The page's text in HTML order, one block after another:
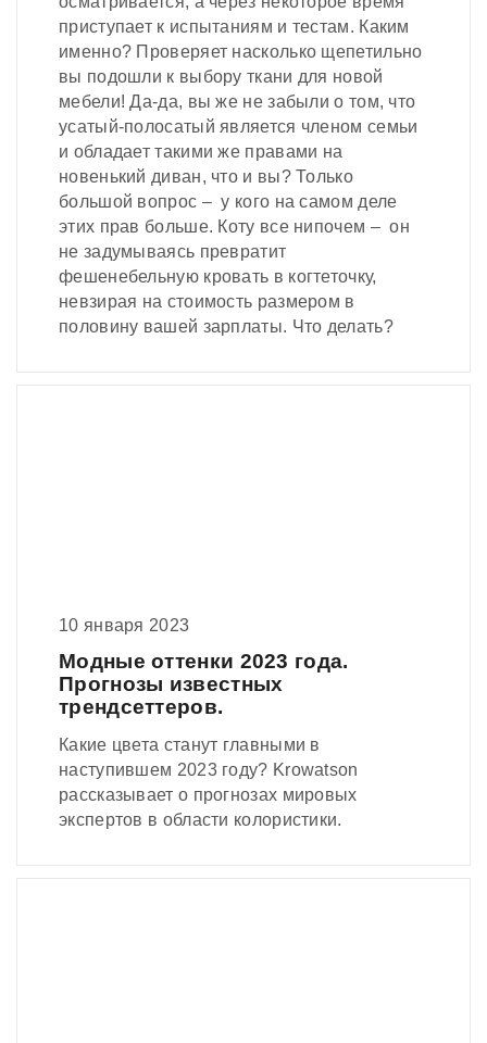
приступает к испытаниям и тестам. Каким
именно? Проверяет насколько щепетильно
вы подошли к выбору ткани для новой
мебели! Да-да, вы же не забыли о том, что
усатый-полосатый является членом семьи
и обладает такими же правами на
новенький диван, что и вы? Только
большой вопрос – у кого на самом деле
этих прав больше. Коту все нипочем – он
не задумываясь превратит
фешенебельную кровать в когтеточку,
невзирая на стоимость размером в
половину вашей зарплаты. Что делать?
10 января 2023
Модные оттенки 2023 года.
Прогнозы известных
трендсеттеров.
Какие цвета станут главными в
наступившем 2023 году? Krowatson
рассказывает о прогнозах мировых
экспертов в области колористики.